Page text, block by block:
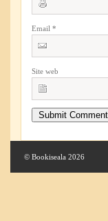
Email *
Site web
© Bookiseala 2026